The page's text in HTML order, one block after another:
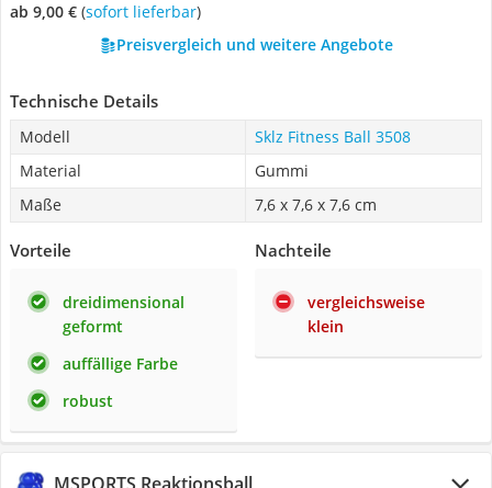
ab 9,00 € ( Sofort lieferbar)
Preisvergleich und weitere Angebote
Technische Details
Modell
Sklz Fitness Ball 3508
Material
Gummi
Maße
7,6 x 7,6 x 7,6 cm
Vorteile
dreidimensional
geformt
auffällige Farbe
robust
Nachteile
vergleichsweise
klein